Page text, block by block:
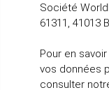
Société
61311, 41013
Pour en
vos données
consulter